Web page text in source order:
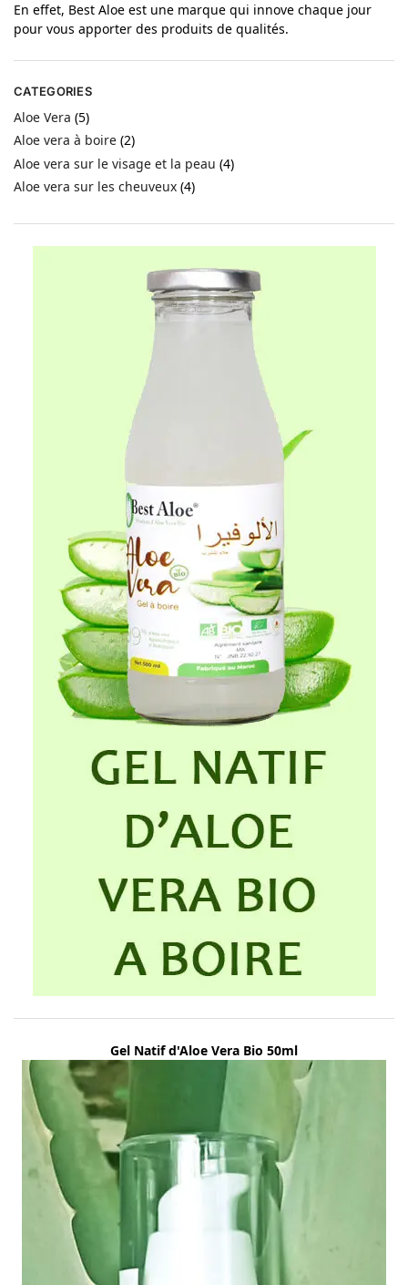
En effet, Best Aloe est une marque qui innove chaque jour
pour vous apporter des produits de qualités.
CATEGORIES
Aloe Vera (5)
Aloe vera à boire (2)
Aloe vera sur le visage et la peau (4)
Aloe vera sur les cheuveux (4)
Gel Natif d'Aloe Vera Bio 50ml